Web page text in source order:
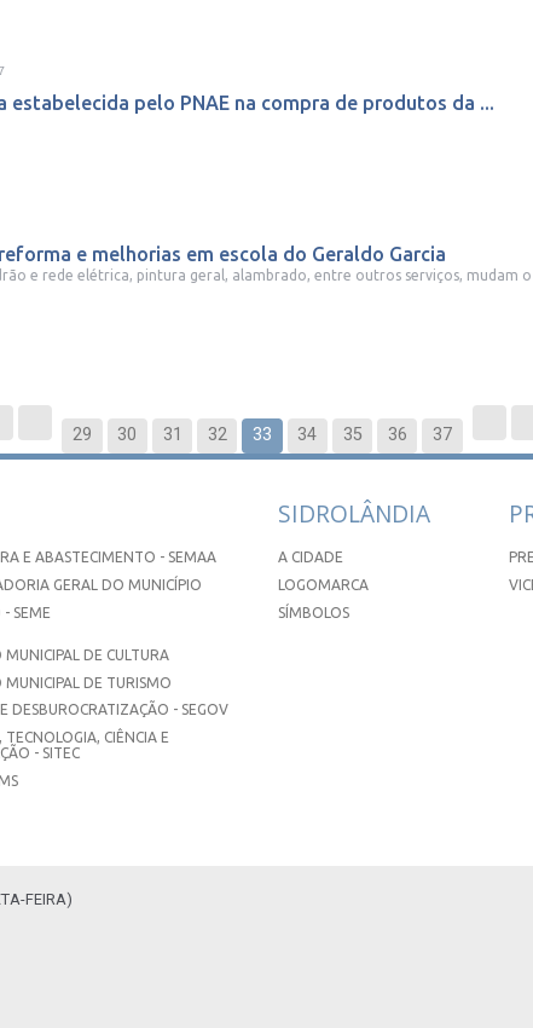
estabelecida pelo PNAE na compra de produtos da ...
e melhorias em escola do Geraldo Garcia
e rede elétrica, pintura geral, alambrado, entre outros serviços, mudam o
29 30 31 32 33 34 35 36 37
E ABASTECIMENTO - SEMAA
GERAL DO MUNICÍPIO
- SEME
MUNICIPAL DE CULTURA
MUNICIPAL DE TURISMO
DESBUROCRATIZAÇÃO - SEGOV
CIÊNCIA E
- SITEC
SIDROLÂNDIA
A CIDADE
LOGOMARCA
SÍMBOLOS
FEIRA)